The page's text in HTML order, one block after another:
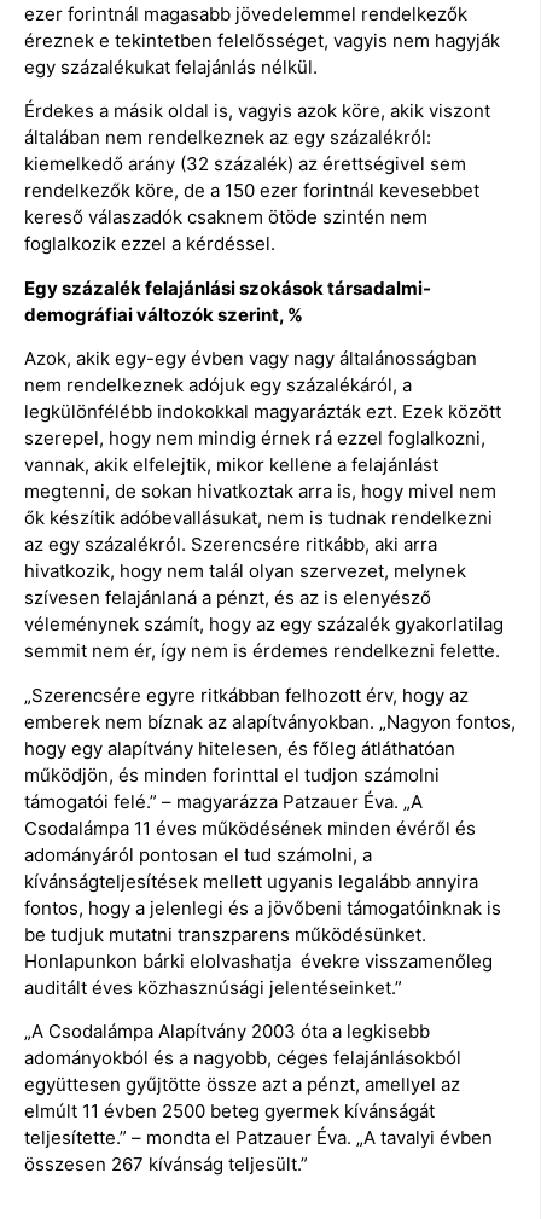
ezer forintnál magasabb jövedelemmel rendelkezők
éreznek e tekintetben felelősséget, vagyis nem hagyják
egy százalékukat felajánlás nélkül.
Érdekes a másik oldal is, vagyis azok köre, akik viszont
általában nem rendelkeznek az egy százalékról:
kiemelkedő arány (32 százalék) az érettségivel sem
rendelkezők köre, de a 150 ezer forintnál kevesebbet
kereső válaszadók csaknem ötöde szintén nem
foglalkozik ezzel a kérdéssel.
Egy százalék felajánlási szokások társadalmi-
demográfiai változók szerint, %
Azok, akik egy-egy évben vagy nagy általánosságban
nem rendelkeznek adójuk egy százalékáról, a
legkülönfélébb indokokkal magyarázták ezt. Ezek között
szerepel, hogy nem mindig érnek rá ezzel foglalkozni,
vannak, akik elfelejtik, mikor kellene a felajánlást
megtenni, de sokan hivatkoztak arra is, hogy mivel nem
ők készítik adóbevallásukat, nem is tudnak rendelkezni
az egy százalékról. Szerencsére ritkább, aki arra
hivatkozik, hogy nem talál olyan szervezet, melynek
szívesen felajánlaná a pénzt, és az is elenyésző
véleménynek számít, hogy az egy százalék gyakorlatilag
semmit nem ér, így nem is érdemes rendelkezni felette.
„Szerencsére egyre ritkábban felhozott érv, hogy az
emberek nem bíznak az alapítványokban. „Nagyon fontos,
hogy egy alapítvány hitelesen, és főleg átláthatóan
működjön, és minden forinttal el tudjon számolni
támogatói felé.” – magyarázza Patzauer Éva. „A
Csodalámpa 11 éves működésének minden évéről és
adományáról pontosan el tud számolni, a
kívánságteljesítések mellett ugyanis legalább annyira
fontos, hogy a jelenlegi és a jövőbeni támogatóinknak is
be tudjuk mutatni transzparens működésünket.
Honlapunkon bárki elolvashatja évekre visszamenőleg
auditált éves közhasznúsági jelentéseinket.”
„A Csodalámpa Alapítvány 2003 óta a legkisebb
adományokból és a nagyobb, céges felajánlásokból
együttesen gyűjtötte össze azt a pénzt, amellyel az
elmúlt 11 évben 2500 beteg gyermek kívánságát
teljesítette.” – mondta el Patzauer Éva. „A tavalyi évben
összesen 267 kívánság teljesült.”